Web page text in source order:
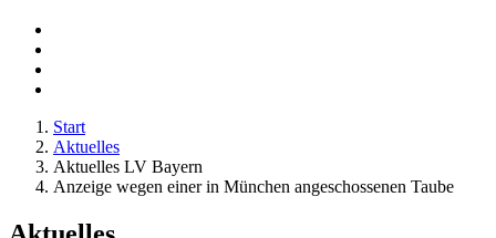
Start
Aktuelles
Aktuelles LV Bayern
Anzeige wegen einer in München angeschossenen Taube